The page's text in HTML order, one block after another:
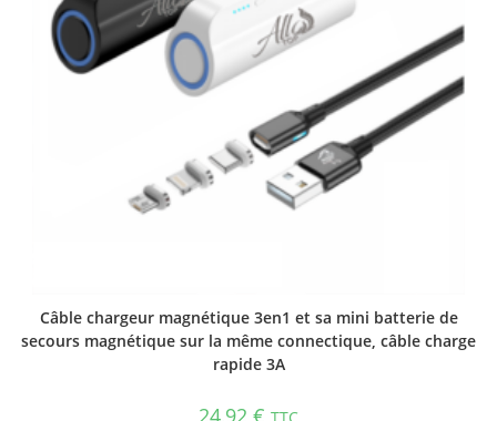
Câble chargeur magnétique 3en1 et sa mini batterie de
secours magnétique sur la même connectique, câble charge
rapide 3A
24,92 € TTC